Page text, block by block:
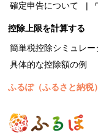
確定申告について
控除上限を計算する
簡単税控除シミュレー
具体的な控除額の例
ふるぽ（ふるさと納税